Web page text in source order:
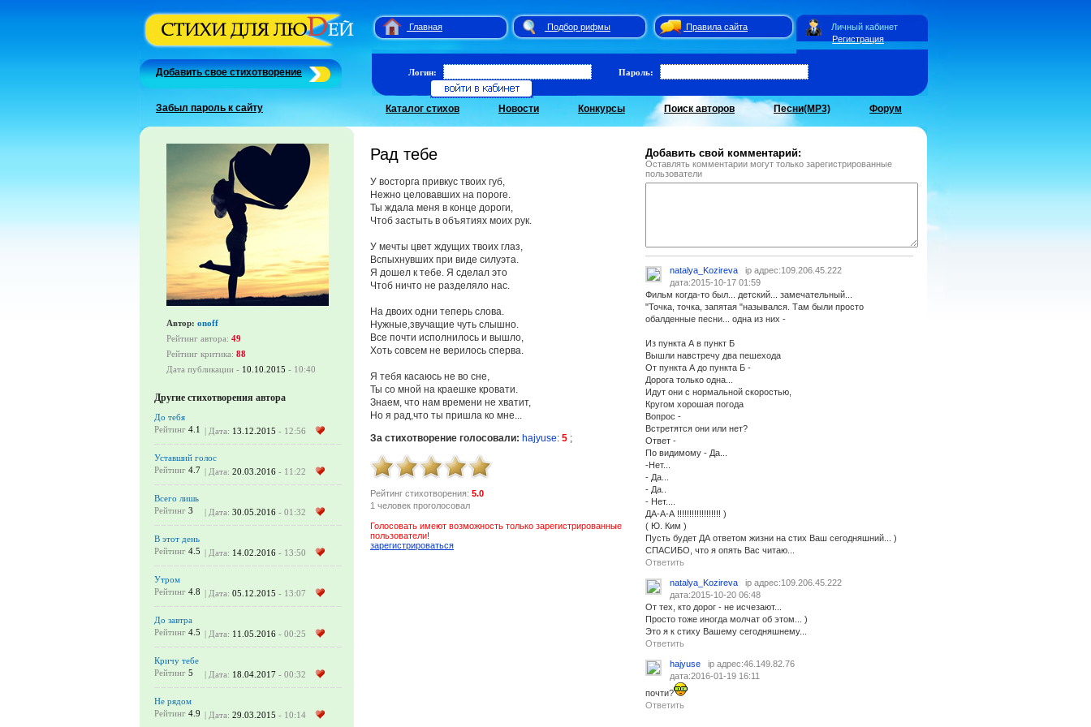
Главная Подбор рифмы
Правила сайта
Регистрация
Личный кабинет
Добавить свое стихотворение
Забыл пароль к сайту
Логин: Пароль:
Каталог стихов Новости Конкурсы Поиск авторов Песни(MP3) Форум
Автор: onoff
Рейтинг автора: 49
Рейтинг критика: 88
Дата публикации - 10.10.2015 - 10:40
Другие стихотворения автора
До тебя
Рейтинг 4.1 | Дата: 13.12.2015 - 12:56
Уставший голос
Рейтинг 4.7 | Дата: 20.03.2016 - 11:22
Всего лишь
Рейтинг 3 | Дата: 30.05.2016 - 01:32
В этот день
Рейтинг 4.5 | Дата: 14.02.2016 - 13:50
Утром
Рейтинг 4.8 | Дата: 05.12.2015 - 13:07
До завтра
Рейтинг 4.5 | Дата: 11.05.2016 - 00:25
Кричу тебе
Рейтинг 5 | Дата: 18.04.2017 - 00:32
Не рядом
Рейтинг 4.9 | Дата: 29.03.2015 - 10:14
Рад тебе
У восторга привкус твоих губ,
Нежно целовавших на пороге.
Ты ждала меня в конце дороги,
Чтоб застыть в объятиях моих рук.
У мечты цвет ждущих твоих глаз,
Вспыхнувших при виде силуэта.
Я дошел к тебе. Я сделал это
Чтоб ничто не разделяло нас.
На двоих одни теперь слова.
Нужные,звучащие чуть слышно.
Все почти исполнилось и вышло,
Хоть совсем не верилось сперва.
Я тебя касаюсь не во сне,
Ты со мной на краешке кровати.
Знаем, что нам времени не хватит,
Но я рад,что ты пришла ко мне...
За стихотворение голосовали: hajyuse: 5 ;
Рейтинг стихотворения: 5.0
1 человек проголосовал
Голосовать имеют возможность только зарегистрированные
пользователи!
зарегистрироваться
Добавить свой комментарий:
Оставлять комментарии могут только зарегистрированные
пользователи
natalya_Kozireva
ip адрес:109.206.45.222
дата:2015-10-17 01:59
Фильм когда-то был... детский... замечательный...
"Точка, точка, запятая "назывался. Там были просто
обалденные песни... одна из них -
Из пункта А в пункт Б
Вышли навстречу два пешехода
От пункта А до пункта Б -
Дорога только одна...
Идут они с нормальной скоростью,
Кругом хорошая погода
Вопрос -
Встретятся они или нет?
Ответ -
По видимому - Да...
-Нет...
- Да...
- Да..
- Нет....
ДА-А-А !!!!!!!!!!!!!!!!!! )
( Ю. Ким )
Пусть будет ДА ответом жизни на стих Ваш сегодняшний... )
СПАСИБО, что я опять Вас читаю...
Ответить
natalya_Kozireva
ip адрес:109.206.45.222
дата:2015-10-20 06:48
От тех, кто дорог - не исчезают...
Просто тоже иногда молчат об этом... )
Это я к стиху Вашему сегодняшнему...
Ответить
hajyuse
ip адрес:46.149.82.76
дата:2016-01-19 16:11
почти?
Ответить